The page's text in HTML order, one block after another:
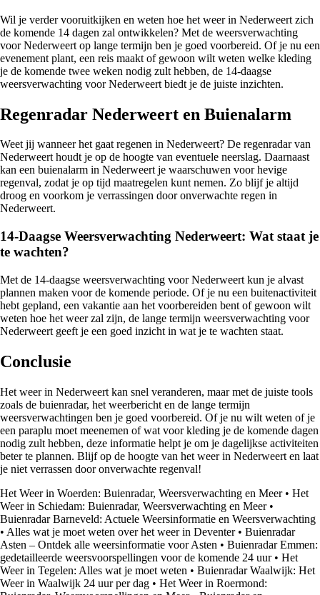
Wil je verder vooruitkijken en weten hoe het weer in Nederweert zich
de komende 14 dagen zal ontwikkelen? Met de weersverwachting
voor Nederweert op lange termijn ben je goed voorbereid. Of je nu een
evenement plant, een reis maakt of gewoon wilt weten welke kleding
je de komende twee weken nodig zult hebben, de 14-daagse
weersverwachting voor Nederweert biedt je de juiste inzichten.
Regenradar Nederweert en Buienalarm
Weet jij wanneer het gaat regenen in Nederweert? De regenradar van
Nederweert houdt je op de hoogte van eventuele neerslag. Daarnaast
kan een buienalarm in Nederweert je waarschuwen voor hevige
regenval, zodat je op tijd maatregelen kunt nemen. Zo blijf je altijd
droog en voorkom je verrassingen door onverwachte regen in
Nederweert.
14-Daagse Weersverwachting Nederweert: Wat staat je
te wachten?
Met de 14-daagse weersverwachting voor Nederweert kun je alvast
plannen maken voor de komende periode. Of je nu een buitenactiviteit
hebt gepland, een vakantie aan het voorbereiden bent of gewoon wilt
weten hoe het weer zal zijn, de lange termijn weersverwachting voor
Nederweert geeft je een goed inzicht in wat je te wachten staat.
Conclusie
Het weer in Nederweert kan snel veranderen, maar met de juiste tools
zoals de buienradar, het weerbericht en de lange termijn
weersverwachtingen ben je goed voorbereid. Of je nu wilt weten of je
een paraplu moet meenemen of wat voor kleding je de komende dagen
nodig zult hebben, deze informatie helpt je om je dagelijkse activiteiten
beter te plannen. Blijf op de hoogte van het weer in Nederweert en laat
je niet verrassen door onverwachte regenval!
Het Weer in Woerden: Buienradar, Weersverwachting en Meer• Het
Weer in Schiedam: Buienradar, Weersverwachting en Meer•
Buienradar Barneveld: Actuele Weersinformatie en Weersverwachting
• Alles wat je moet weten over het weer in Deventer• Buienradar
Asten – Ontdek alle weersinformatie voor Asten • Buienradar Emmen:
gedetailleerde weersvoorspellingen voor de komende 24 uur• Het
Weer in Tegelen: Alles wat je moet weten • Buienradar Waalwijk: Het
Weer in Waalwijk 24 uur per dag • Het Weer in Roermond: